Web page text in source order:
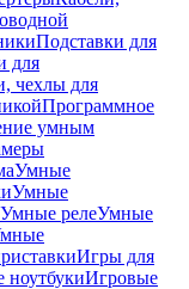
Подставки для
для
чехлы для
Программное
умным
Умные
Умные
Умные релеУмные
Игры для
ноутбукиИгровые